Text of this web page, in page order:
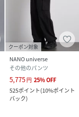
クーポン対象
NANO universe
その他のパンツ
5,775円 25%OFF
525ポイント(10%ポイント
バック)